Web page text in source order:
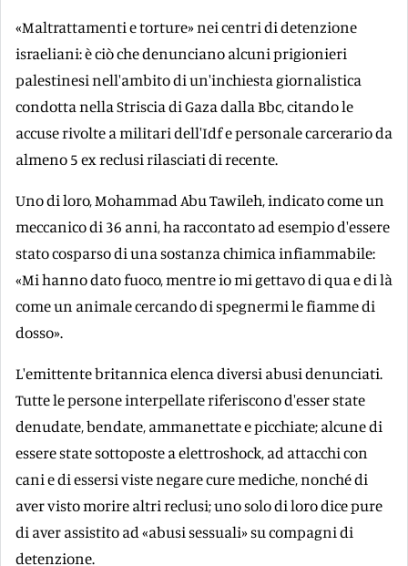
«Maltrattamenti e torture» nei centri di detenzione
israeliani: è ciò che denunciano alcuni prigionieri
palestinesi nell'ambito di un'inchiesta giornalistica
condotta nella Striscia di Gaza dalla Bbc, citando le
accuse rivolte a militari dell'Idf e personale carcerario da
almeno 5 ex reclusi rilasciati di recente.
Uno di loro, Mohammad Abu Tawileh, indicato come un
meccanico di 36 anni, ha raccontato ad esempio d'essere
stato cosparso di una sostanza chimica infiammabile:
«Mi hanno dato fuoco, mentre io mi gettavo di qua e di là
come un animale cercando di spegnermi le fiamme di
dosso».
L'emittente britannica elenca diversi abusi denunciati.
Tutte le persone interpellate riferiscono d'esser state
denudate, bendate, ammanettate e picchiate; alcune di
essere state sottoposte a elettroshock, ad attacchi con
cani e di essersi viste negare cure mediche, nonché di
aver visto morire altri reclusi; uno solo di loro dice pure
di aver assistito ad «abusi sessuali» su compagni di
detenzione.